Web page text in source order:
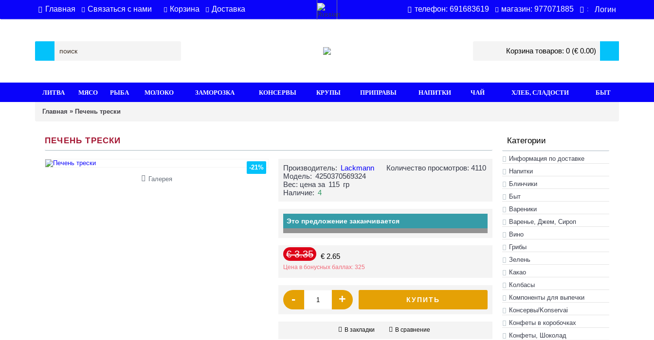
Главная Связаться с нами Корзина Доставка телефон: 691683619 магазин: 977071885 : Логин
Корзина товаров: 0 (€ 0.00)
ЛИТВА МЯСО РЫБА МОЛОКО ЗАМОРОЗКА КОНСЕРВЫ КРУПЫ ПРИПРАВЫ НАПИТКИ ЧАЙ ХЛЕБ, СЛАДОСТИ БЫТ
Главная » Печень трески
Категории
Информация по доставке
Hапитки
Блинчики
Быт
Вареники
Варенье, Джем, Сироп
Вино
Грибы
Зелень
Какао
Колбасы
Компоненты для выпечки
Консервы/Konservai
Конфеты в кoробочках
Конфеты, Шоколад
ПЕЧЕНЬ ТРЕСКИ
-21%
Галерея
Количество просмотров: 4110
Производитель: Lackmann
Модель: 4250370569324
Вес: цена за 115 гр
Наличие: 4
Это предложение заканчивается
€ 3.35 € 2.65
Цена в бонусных баллах: 325
- + КУПИТЬ
В закладки В сравнение